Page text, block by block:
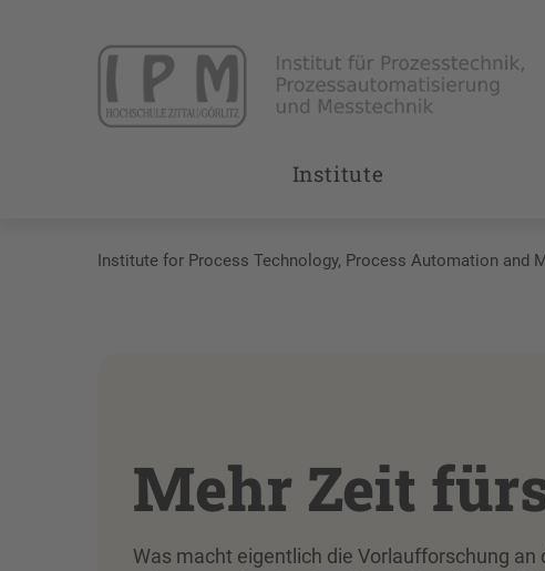
Institute
Institute for Process Technology, Process Automation and
Mehr Zeit
Was macht eigentlich die Vorlaufforschung an